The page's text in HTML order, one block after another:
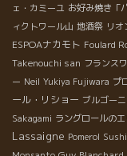
ェ・カミーユ お好み焼き「
ィクトワール山 地酒祭 リオ
ESPOAナカモト Foulard
Takenouchi san フランス
ー Neil Yukiya Fujiwara プ
ール・リショー ブルゴー
Sakagami ラングロールの
Lassaigne Pomerol